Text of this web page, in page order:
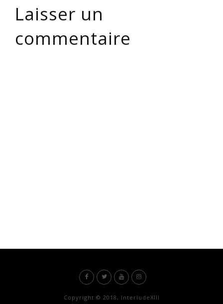
Laisser un
commentaire
Copyright © 2018, InterludeXIII